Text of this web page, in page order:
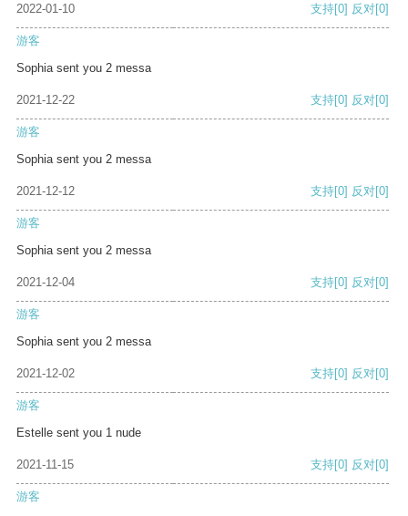
2022-01-10 支持[0] 反对[0]
游客
Sophia sent you 2 messa
2021-12-22 支持[0] 反对[0]
游客
Sophia sent you 2 messa
2021-12-12 支持[0] 反对[0]
游客
Sophia sent you 2 messa
2021-12-04 支持[0] 反对[0]
游客
Sophia sent you 2 messa
2021-12-02 支持[0] 反对[0]
游客
Estelle sent you 1 nude
2021-11-15 支持[0] 反对[0]
游客